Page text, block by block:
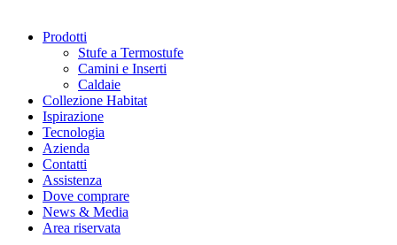
Prodotti
Stufe a Termostufe
Camini e Inserti
Caldaie
Collezione Habitat
Ispirazione
Tecnologia
Azienda
Contatti
Assistenza
Dove comprare
News & Media
Area riservata